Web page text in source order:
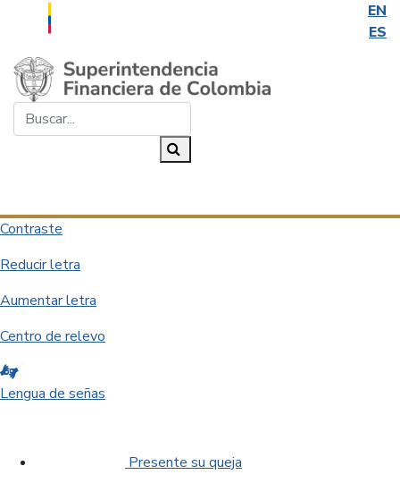
EN
ES
Saltar al contenido principal
Contraste
Reducir letra
Aumentar letra
Centro de relevo
Lengua de señas
Presente su queja